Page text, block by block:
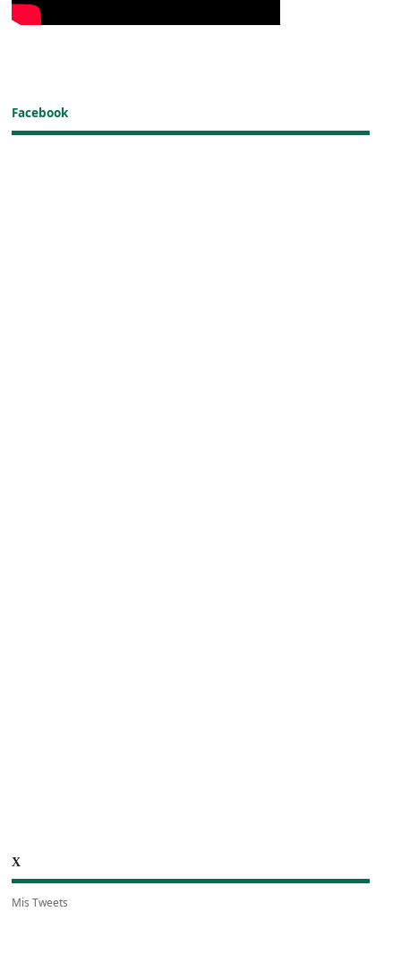
Facebook
X
Mis Tweets